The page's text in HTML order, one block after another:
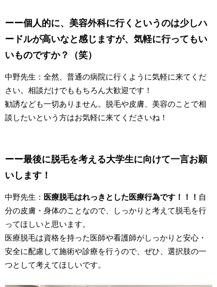
ーー個人的に、美容外科に行くというのは少しハ
ードルが高いなと感じますが、気軽に行ってもい
いものですか？（笑）
中野先生：全然、普通の病院に行くように気軽に来てくだ
さい。相談だけでももちろん大歓迎です！
勧誘なども一切ありません。脱毛や皮膚、美容のことで相
談したいという方はお気軽に来てくださいね！
ーー最後に脱毛を考える大学生に向けて一言お願
いします！
中野先生： 医療脱毛はれっきとした医療行為です！！！ 自
分の皮膚・身体のことなので、しっかりと考えて脱毛を行
ってほしいと思います。
医療脱毛は資格を持った医師や看護師がしっかりと安心・
安全に配慮して施術や診療を行うので、ぜひ、選択肢の一
つとして考えてほしいです。